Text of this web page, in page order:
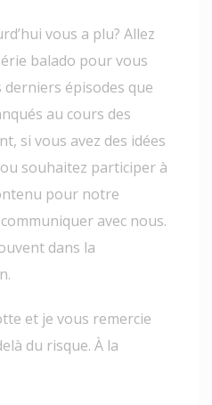
vous a plu? Allez
balado pour vous
épisodes que
au cours des
si vous avez des idées
souhaitez participer à
pour notre
avec nous.
dans la
et je vous remercie
du risque. À la